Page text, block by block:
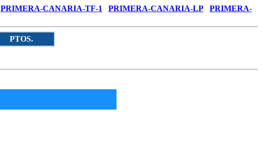
PRIMERA-CANARIA-TF-1 PRIMERA-CANARIA-LP
PRIMERA-
PTOS.